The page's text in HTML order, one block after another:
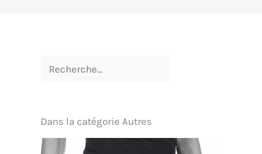
Dans la catégorie Autres